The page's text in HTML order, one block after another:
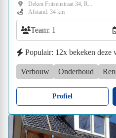
Deken Fritsenstraat 34, R...
Afstand: 34 km
Team: 1
Populair: 12x bekeken deze
Verbouw Onderhoud
Profiel